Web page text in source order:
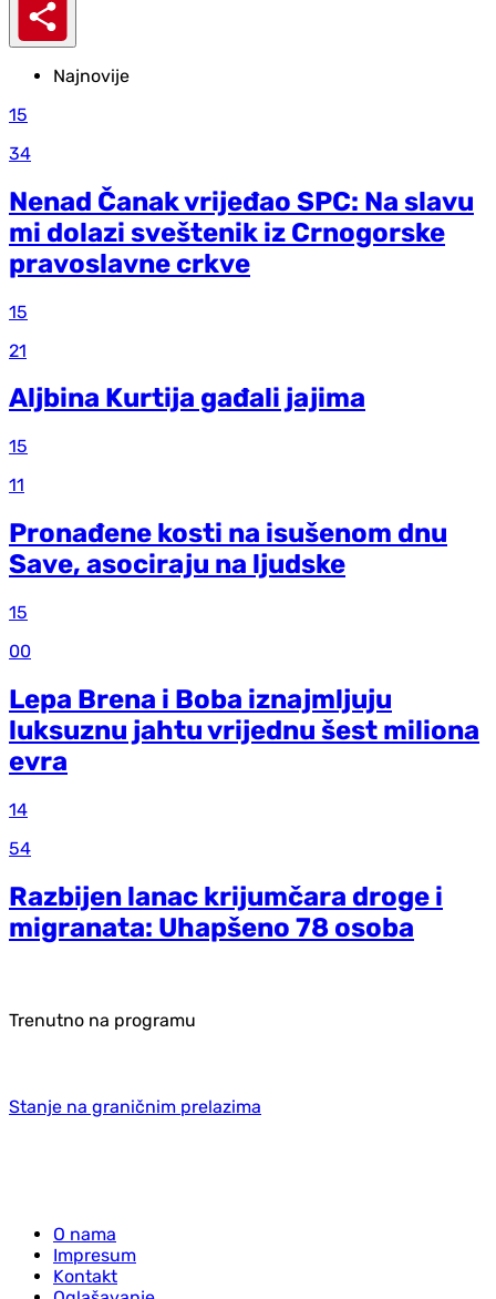
Najnovije
15
34
Nenad Čanak vrijeđao SPC: Na slavu
mi dolazi sveštenik iz Crnogorske
pravoslavne crkve
15
21
Aljbina Kurtija gađali jajima
15
11
Pronađene kosti na isušenom dnu
Save, asociraju na ljudske
15
00
Lepa Brena i Boba iznajmljuju
luksuznu jahtu vrijednu šest miliona
evra
14
54
Razbijen lanac krijumčara droge i
migranata: Uhapšeno 78 osoba
Trenutno na programu
Stanje na graničnim prelazima
O nama
Impresum
Kontakt